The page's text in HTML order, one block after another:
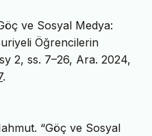
ve Sosyal Medya:
Öğrencilerin
2, ss. 7–26, Ara. 2024,
.
“Göç ve Sosyal